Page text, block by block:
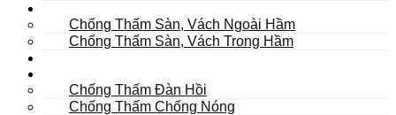
Chống Thấm Sàn, Vách Ngoài Hầm
Chống Thấm Sàn, Vách Trong Hầm
Chống Thấm Đàn Hồi
Chống Thấm Chống Nóng